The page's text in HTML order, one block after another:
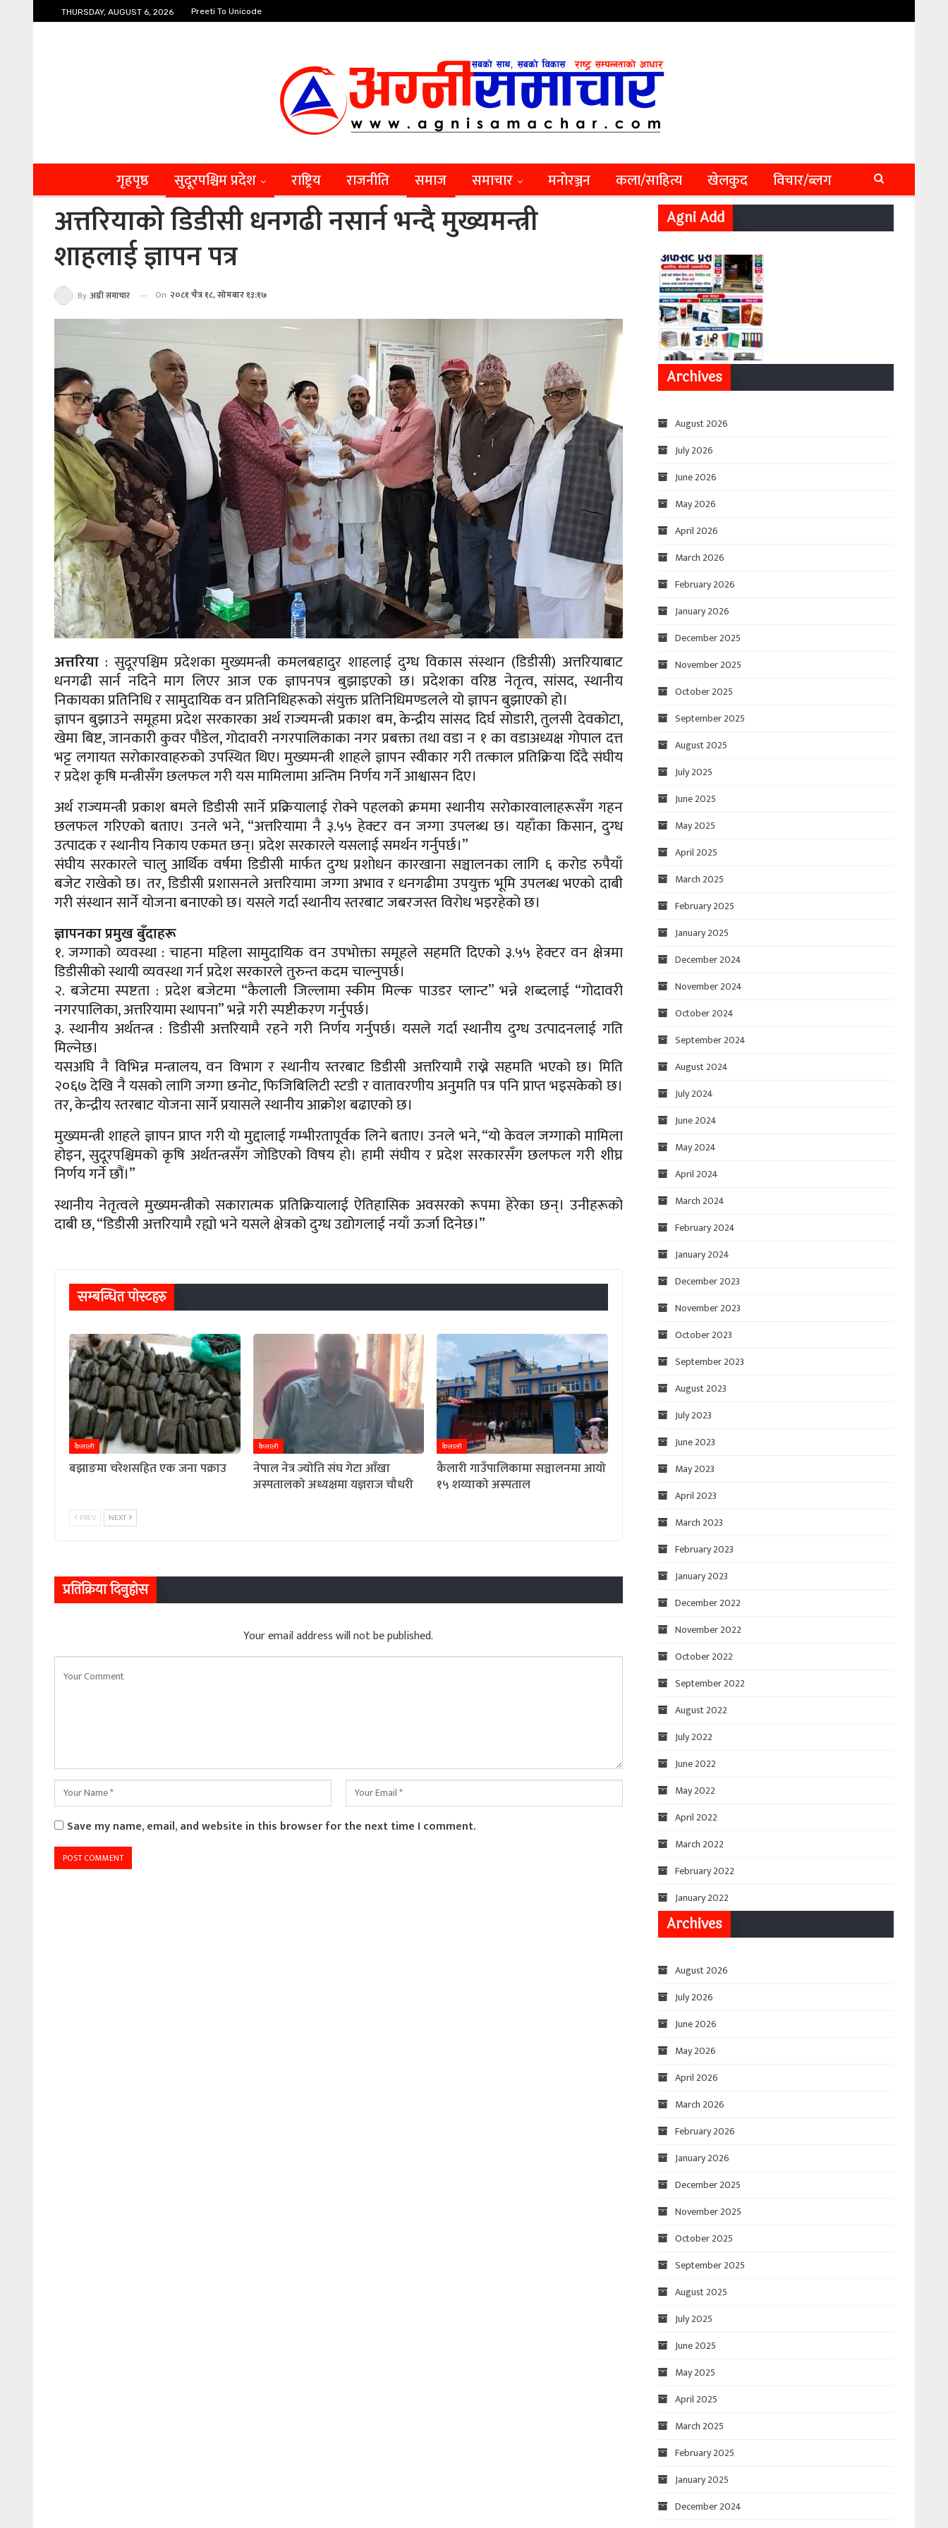
THURSDAY, AUGUST 6, 2026 Preeti To Unicode
गृहपृष्ठ सुदूरपश्चिम प्रदेश राष्ट्रिय राजनीति समाज समाचार मनाेरञ्जन कला/साहित्य खेलकुद विचार/ब्लग
अत्तरियाको डिडीसी धनगढी नसार्न भन्दै मुख्यमन्त्री
शाहलाई ज्ञापन पत्र
By अग्नी समाचार On २०८१ चैत्र १८, सोमबार १३:१७
अत्तरिया : सुदूरपश्चिम प्रदेशका मुख्यमन्त्री कमलबहादुर शाहलाई दुग्ध विकास संस्थान (डिडीसी) अत्तरियाबाट
धनगढी सार्न नदिने माग लिएर आज एक ज्ञापनपत्र बुझाइएको छ। प्रदेशका वरिष्ठ नेतृत्व, सांसद, स्थानीय
निकायका प्रतिनिधि र सामुदायिक वन प्रतिनिधिहरूको संयुक्त प्रतिनिधिमण्डलले यो ज्ञापन बुझाएको हो।
ज्ञापन बुझाउने समूहमा प्रदेश सरकारका अर्थ राज्यमन्त्री प्रकाश बम, केन्द्रीय सांसद दिर्घ सोडारी, तुलसी देवकोटा,
खेमा बिष्ट, जानकारी कुवर पौडेल, गोदावरी नगरपालिकाका नगर प्रबक्ता तथा वडा न १ का वडाअध्यक्ष गोपाल दत्त
भट्ट लगायत सरोकारवाहरुको उपस्थित थिए। मुख्यमन्त्री शाहले ज्ञापन स्वीकार गरी तत्काल प्रतिक्रिया दिँदै संघीय
र प्रदेश कृषि मन्त्रीसँग छलफल गरी यस मामिलामा अन्तिम निर्णय गर्ने आश्वासन दिए।
अर्थ राज्यमन्त्री प्रकाश बमले डिडीसी सार्ने प्रक्रियालाई रोक्ने पहलको क्रममा स्थानीय सरोकारवालाहरूसँग गहन
छलफल गरिएको बताए। उनले भने, “अत्तरियामा नै ३.५५ हेक्टर वन जग्गा उपलब्ध छ। यहाँका किसान, दुग्ध
उत्पादक र स्थानीय निकाय एकमत छन्। प्रदेश सरकारले यसलाई समर्थन गर्नुपर्छ।”
संघीय सरकारले चालु आर्थिक वर्षमा डिडीसी मार्फत दुग्ध प्रशोधन कारखाना सञ्चालनका लागि ६ करोड रुपैयाँ
बजेट राखेको छ। तर, डिडीसी प्रशासनले अत्तरियामा जग्गा अभाव र धनगढीमा उपयुक्त भूमि उपलब्ध भएको दाबी
गरी संस्थान सार्ने योजना बनाएको छ। यसले गर्दा स्थानीय स्तरबाट जबरजस्त विरोध भइरहेको छ।
ज्ञापनका प्रमुख बुँदाहरू
१. जग्गाको व्यवस्था : चाहना महिला सामुदायिक वन उपभोक्ता समूहले सहमति दिएको ३.५५ हेक्टर वन क्षेत्रमा
डिडीसीको स्थायी व्यवस्था गर्न प्रदेश सरकारले तुरुन्त कदम चाल्नुपर्छ।
२. बजेटमा स्पष्टता : प्रदेश बजेटमा “कैलाली जिल्लामा स्कीम मिल्क पाउडर प्लान्ट” भन्ने शब्दलाई “गोदावरी
नगरपालिका, अत्तरियामा स्थापना” भन्ने गरी स्पष्टीकरण गर्नुपर्छ।
३. स्थानीय अर्थतन्त्र : डिडीसी अत्तरियामै रहने गरी निर्णय गर्नुपर्छ। यसले गर्दा स्थानीय दुग्ध उत्पादनलाई गति
मिल्नेछ।
यसअघि नै विभिन्न मन्त्रालय, वन विभाग र स्थानीय स्तरबाट डिडीसी अत्तरियामै राख्ने सहमति भएको छ। मिति
२०६७ देखि नै यसको लागि जग्गा छनोट, फिजिबिलिटी स्टडी र वातावरणीय अनुमति पत्र पनि प्राप्त भइसकेको छ।
तर, केन्द्रीय स्तरबाट योजना सार्ने प्रयासले स्थानीय आक्रोश बढाएको छ।
मुख्यमन्त्री शाहले ज्ञापन प्राप्त गरी यो मुद्दालाई गम्भीरतापूर्वक लिने बताए। उनले भने, “यो केवल जग्गाको मामिला
होइन, सुदूरपश्चिमको कृषि अर्थतन्त्रसँग जोडिएको विषय हो। हामी संघीय र प्रदेश सरकारसँग छलफल गरी शीघ्र
निर्णय गर्ने छौं।”
स्थानीय नेतृत्वले मुख्यमन्त्रीको सकारात्मक प्रतिक्रियालाई ऐतिहासिक अवसरको रूपमा हेरेका छन्। उनीहरूको
दाबी छ, “डिडीसी अत्तरियामै रह्यो भने यसले क्षेत्रको दुग्ध उद्योगलाई नयाँ ऊर्जा दिनेछ।”
सम्बन्धित पाेस्टहरु
कैलाली
बझाङमा चरेशसहित एक जना पक्राउ
कैलाली
नेपाल नेत्र ज्योति संघ गेटा आँखा
अस्पतालको अध्यक्षमा यज्ञराज चौधरी
कैलाली
कैलारी गाउँपालिकामा सञ्चालनमा आयो
१५ शय्याको अस्पताल
PREV NEXT
प्रतिक्रिया दिनुहोस
Your email address will not be published.
Save my name, email, and website in this browser for the next time I comment.
Agni Add
Archives
August 2026
July 2026
June 2026
May 2026
April 2026
March 2026
February 2026
January 2026
December 2025
November 2025
October 2025
September 2025
August 2025
July 2025
June 2025
May 2025
April 2025
March 2025
February 2025
January 2025
December 2024
November 2024
October 2024
September 2024
August 2024
July 2024
June 2024
May 2024
April 2024
March 2024
February 2024
January 2024
December 2023
November 2023
October 2023
September 2023
August 2023
July 2023
June 2023
May 2023
April 2023
March 2023
February 2023
January 2023
December 2022
November 2022
October 2022
September 2022
August 2022
July 2022
June 2022
May 2022
April 2022
March 2022
February 2022
January 2022
Archives
August 2026
July 2026
June 2026
May 2026
April 2026
March 2026
February 2026
January 2026
December 2025
November 2025
October 2025
September 2025
August 2025
July 2025
June 2025
May 2025
April 2025
March 2025
February 2025
January 2025
December 2024